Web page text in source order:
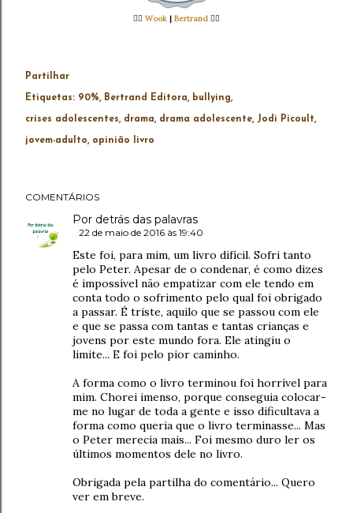
👉🏻 Wook | Bertrand 👈🏻
Partilhar
Etiquetas: 90% Bertrand Editora bullying
crises adolescentes drama drama adolescente Jodi Picoult
jovem-adulto opinião livro
COMENTÁRIOS
Por detrás das palavras
22 de maio de 2016 às 19:40
Este foi, para mim, um livro difícil. Sofri tanto
pelo Peter. Apesar de o condenar, é como dizes
é impossível não empatizar com ele tendo em
conta todo o sofrimento pelo qual foi obrigado
a passar. É triste, aquilo que se passou com ele
e que se passa com tantas e tantas crianças e
jovens por este mundo fora. Ele atingiu o
limite... E foi pelo pior caminho.
A forma como o livro terminou foi horrível para
mim. Chorei imenso, porque conseguia colocar-
me no lugar de toda a gente e isso dificultava a
forma como queria que o livro terminasse... Mas
o Peter merecia mais... Foi mesmo duro ler os
últimos momentos dele no livro.
Obrigada pela partilha do comentário... Quero
ver em breve.